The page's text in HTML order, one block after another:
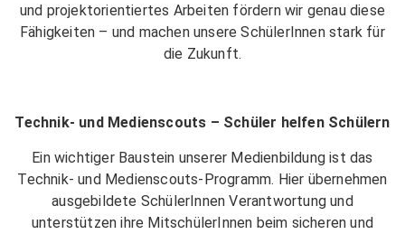
und projektorientiertes Arbeiten fördern wir genau diese
Fähigkeiten – und machen unsere SchülerInnen stark für
die Zukunft.
Technik- und Medienscouts – Schüler helfen Schülern
Ein wichtiger Baustein unserer Medienbildung ist das
Technik- und Medienscouts-Programm. Hier übernehmen
ausgebildete SchülerInnen Verantwortung und
unterstützen ihre MitschülerInnen beim sicheren und